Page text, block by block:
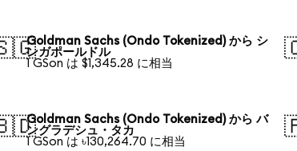
Goldman Sachs (Ondo Tokenized) から シ
ンガポールドル
1 GSon は $1,345.28 に相当
Goldman Sachs (Ondo Tokenized) から バ
ングラデシュ・タカ
1 GSon は ৳130,264.70 に相当